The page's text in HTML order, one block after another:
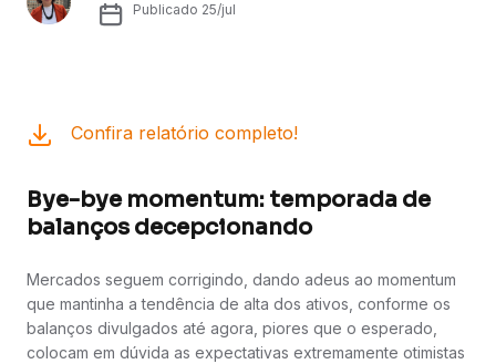
Publicado 25/jul
Confira relatório completo!
Bye-bye momentum: temporada de
balanços decepcionando
Mercados seguem corrigindo, dando adeus ao momentum
que mantinha a tendência de alta dos ativos, conforme os
balanços divulgados até agora, piores que o esperado,
colocam em dúvida as expectativas extremamente otimistas